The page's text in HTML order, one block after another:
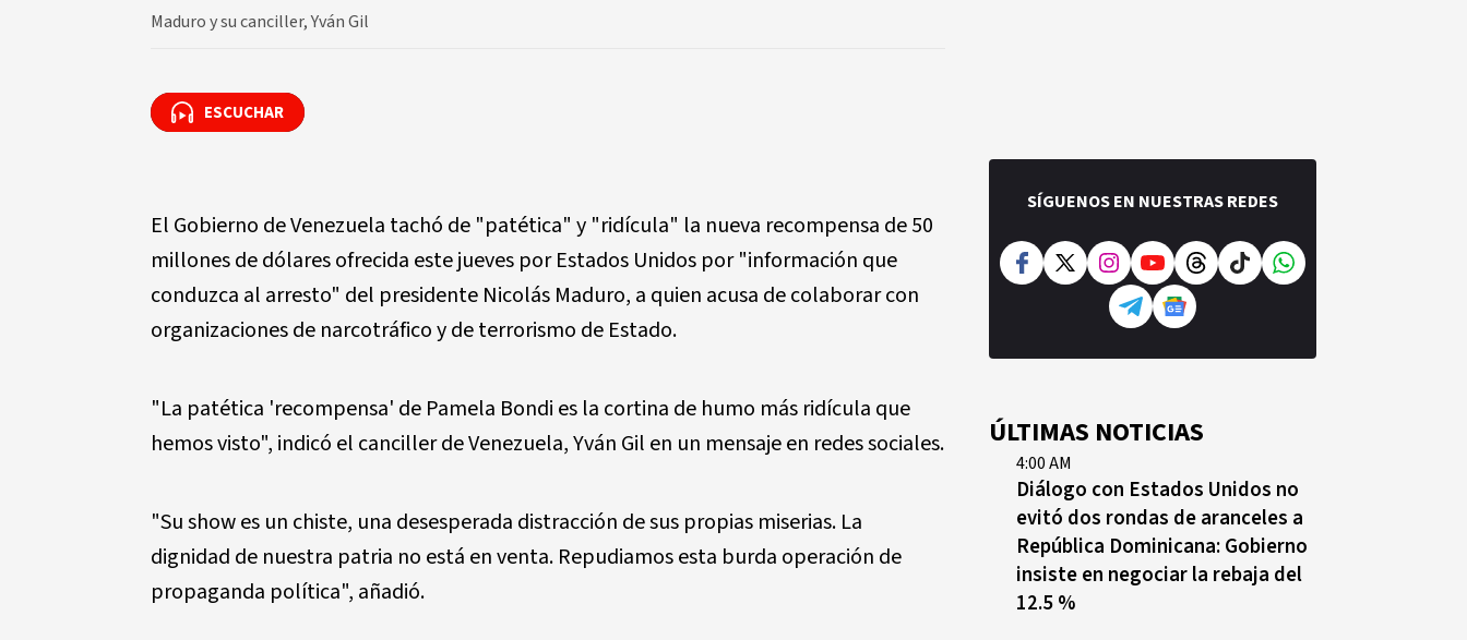
Maduro y su canciller, Yván Gil
ESCUCHAR
ESCUCHAR
El Gobierno de Venezuela tachó de "patética" y "ridícula" la nueva recompensa de 50
millones de dólares ofrecida este jueves por Estados Unidos por "información que
conduzca al arresto" del presidente Nicolás Maduro, a quien acusa de colaborar con
organizaciones de narcotráfico y de terrorismo de Estado.
"La patética 'recompensa' de Pamela Bondi es la cortina de humo más ridícula que
hemos visto", indicó el canciller de Venezuela, Yván Gil en un mensaje en redes sociales.
"Su show es un chiste, una desesperada distracción de sus propias miserias. La
dignidad de nuestra patria no está en venta. Repudiamos esta burda operación de
propaganda política", añadió.
SÍGUENOS EN NUESTRAS REDES
ÚLTIMAS NOTICIAS
4:00 AM
Diálogo con Estados Unidos no
evitó dos rondas de aranceles a
República Dominicana: Gobierno
insiste en negociar la rebaja del
12.5 %